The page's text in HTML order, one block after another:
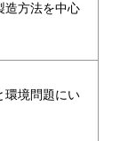
造方法を中心
環境問題にい